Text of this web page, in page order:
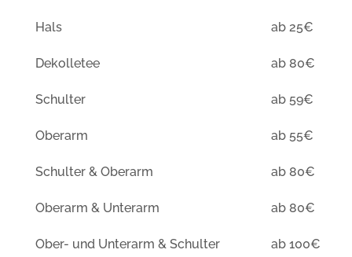
Hals ab 25€
Dekolletee ab 80€
Schulter ab 59€
Oberarm ab 55€
Schulter & Oberarm ab 80€
Oberarm & Unterarm ab 80€
Ober- und Unterarm & Schulter ab 100€